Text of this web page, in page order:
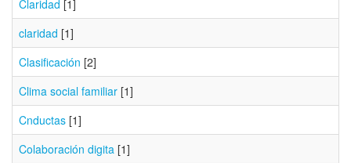
Claridad [1]
claridad [1]
Clasificación [2]
Clima social familiar [1]
Cnductas [1]
Colaboración digita [1]